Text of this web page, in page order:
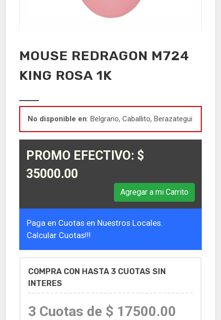
MOUSE REDRAGON M724
KING ROSA 1K
No disponible en: Belgrano, Caballito, Berazategui
PROMO EFECTIVO: $
35000.00
Agregar a mi Carrito
Paga en Cuotas en Nuestros Locales.
Calcular Cuotas!!!
COMPRA CON HASTA 3 CUOTAS SIN
INTERES
3 Cuotas de $ 17500.00